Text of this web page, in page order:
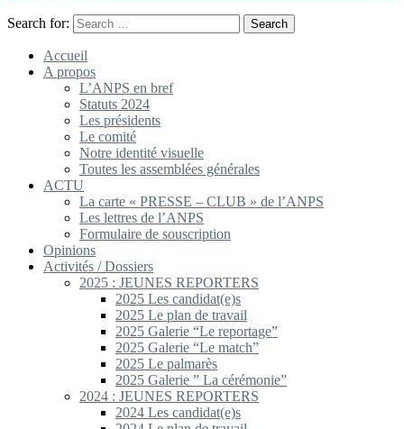
Search for:
Accueil
A propos
L’ANPS en bref
Statuts 2024
Les présidents
Le comité
Notre identité visuelle
Toutes les assemblées générales
ACTU
La carte « PRESSE – CLUB » de l’ANPS
Les lettres de l’ANPS
Formulaire de souscription
Opinions
Activités / Dossiers
2025 : JEUNES REPORTERS
2025 Les candidat(e)s
2025 Le plan de travail
2025 Galerie “Le reportage”
2025 Galerie “Le match”
2025 Le palmarès
2025 Galerie ” La cérémonie”
2024 : JEUNES REPORTERS
2024 Les candidat(e)s